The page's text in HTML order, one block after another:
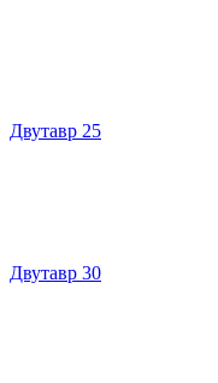
Двутавр 25
Двутавр 30